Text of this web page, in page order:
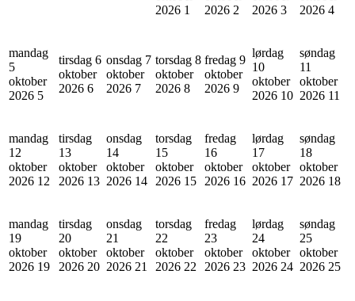
2026 1
2026 2
2026 3
2026 4
mandag
5
oktober
2026 5
tirsdag 6
oktober
2026 6
onsdag 7
oktober
2026 7
torsdag 8
oktober
2026 8
fredag 9
oktober
2026 9
lørdag
10
oktober
2026 10
søndag
11
oktober
2026 11
mandag
12
oktober
2026 12
tirsdag
13
oktober
2026 13
onsdag
14
oktober
2026 14
torsdag
15
oktober
2026 15
fredag
16
oktober
2026 16
lørdag
17
oktober
2026 17
søndag
18
oktober
2026 18
mandag
19
oktober
2026 19
tirsdag
20
oktober
2026 20
onsdag
21
oktober
2026 21
torsdag
22
oktober
2026 22
fredag
23
oktober
2026 23
lørdag
24
oktober
2026 24
søndag
25
oktober
2026 25